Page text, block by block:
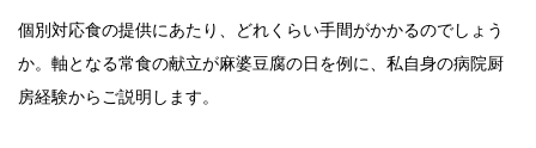
個別対応食の提供にあたり、どれくらい手間がかかるのでしょう
か。軸となる常食の献立が麻婆豆腐の日を例に、私自身の病院厨
房経験からご説明します。